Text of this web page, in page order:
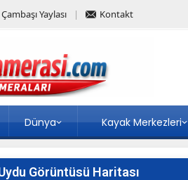
Çambaşı Yaylası Kontakt
Dünya Kayak Merkezleri
Görüntüsü Haritası